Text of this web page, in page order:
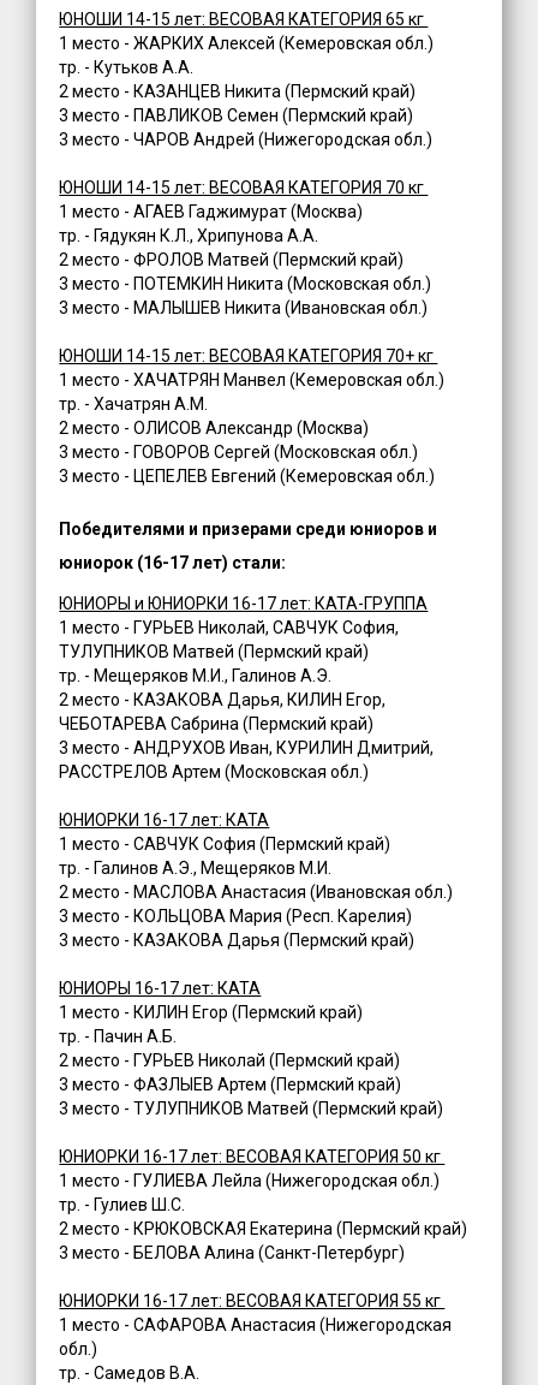
ЮНОШИ 14-15 лет: ВЕСОВАЯ КАТЕГОРИЯ 65 кг
1 место - ЖАРКИХ Алексей (Кемеровская обл.)
тр. - Кутьков А.А.
2 место - КАЗАНЦЕВ Никита (Пермский край)
3 место - ПАВЛИКОВ Семен (Пермский край)
3 место - ЧАРОВ Андрей (Нижегородская обл.)
ЮНОШИ 14-15 лет: ВЕСОВАЯ КАТЕГОРИЯ 70 кг
1 место - АГАЕВ Гаджимурат (Москва)
тр. - Гядукян К.Л., Хрипунова А.А.
2 место - ФРОЛОВ Матвей (Пермский край)
3 место - ПОТЕМКИН Никита (Московская обл.)
3 место - МАЛЫШЕВ Никита (Ивановская обл.)
ЮНОШИ 14-15 лет: ВЕСОВАЯ КАТЕГОРИЯ 70+ кг
1 место - ХАЧАТРЯН Манвел (Кемеровская обл.)
тр. - Хачатрян А.М.
2 место - ОЛИСОВ Александр (Москва)
3 место - ГОВОРОВ Сергей (Московская обл.)
3 место - ЦЕПЕЛЕВ Евгений (Кемеровская обл.)
Победителями и призерами среди юниоров и
юниорок (16-17 лет) стали:
ЮНИОРЫ и ЮНИОРКИ 16-17 лет: КАТА-ГРУППА
1 место - ГУРЬЕВ Николай, САВЧУК София,
ТУЛУПНИКОВ Матвей (Пермский край)
тр. - Мещеряков М.И., Галинов А.Э.
2 место - КАЗАКОВА Дарья, КИЛИН Егор,
ЧЕБОТАРЕВА Сабрина (Пермский край)
3 место - АНДРУХОВ Иван, КУРИЛИН Дмитрий,
РАССТРЕЛОВ Артем (Московская обл.)
ЮНИОРКИ 16-17 лет: КАТА
1 место - САВЧУК София (Пермский край)
тр. - Галинов А.Э., Мещеряков М.И.
2 место - МАСЛОВА Анастасия (Ивановская обл.)
3 место - КОЛЬЦОВА Мария (Респ. Карелия)
3 место - КАЗАКОВА Дарья (Пермский край)
ЮНИОРЫ 16-17 лет: КАТА
1 место - КИЛИН Егор (Пермский край)
тр. - Пачин А.Б.
2 место - ГУРЬЕВ Николай (Пермский край)
3 место - ФАЗЛЫЕВ Артем (Пермский край)
3 место - ТУЛУПНИКОВ Матвей (Пермский край)
ЮНИОРКИ 16-17 лет: ВЕСОВАЯ КАТЕГОРИЯ 50 кг
1 место - ГУЛИЕВА Лейла (Нижегородская обл.)
тр. - Гулиев Ш.С.
2 место - КРЮКОВСКАЯ Екатерина (Пермский край)
3 место - БЕЛОВА Алина (Санкт-Петербург)
ЮНИОРКИ 16-17 лет: ВЕСОВАЯ КАТЕГОРИЯ 55 кг
1 место - САФАРОВА Анастасия (Нижегородская
обл.)
тр. - Самедов В.А.